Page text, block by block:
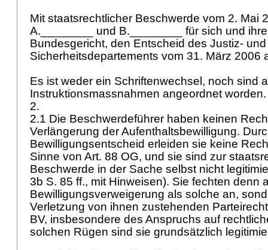
Mit staatsrechtlicher Beschwerde vom 2. Mai
A.________ und B.________ für sich und
Bundesgericht, den Entscheid des Justiz- und
Sicherheitsdepartements vom 31. März 2006
Es ist weder ein Schriftenwechsel, noch sind
Instruktionsmassnahmen angeordnet
2.
2.1 Die Beschwerdeführer haben keinen
Verlängerung der Aufenthaltsbewilligung.
Bewilligungsentscheid erleiden sie keine
Sinne von Art. 88 OG, und sie sind zur
Beschwerde in der Sache selbst nicht
3b S. 85 ff., mit Hinweisen). Sie fechten denn
Bewilligungsverweigerung als solche an,
Verletzung von ihnen zustehenden
BV, insbesondere des Anspruchs auf
solchen Rügen sind sie grundsätzlich